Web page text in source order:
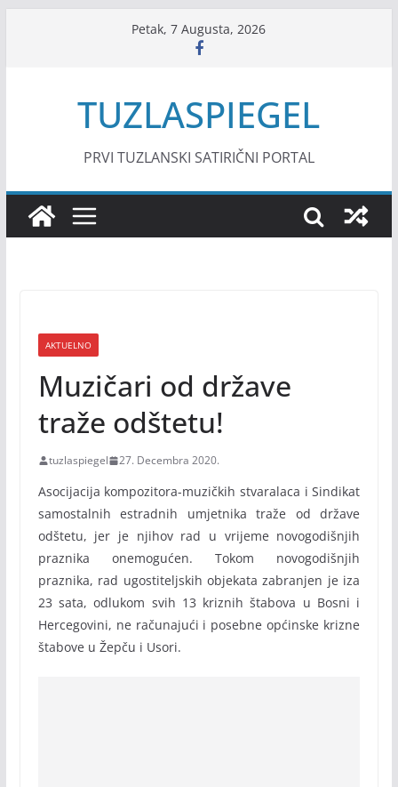
Petak, 7 Augusta, 2026
TUZLASPIEGEL
PRVI TUZLANSKI SATIRIČNI PORTAL
AKTUELNO
Muzičari od države
traže odštetu!
tuzlaspiegel 27. Decembra 2020.
Asocijacija kompozitora-muzičkih stvaralaca i Sindikat
samostalnih estradnih umjetnika traže od države
odštetu, jer je njihov rad u vrijeme novogodišnjih
praznika onemogućen. Tokom novogodišnjih
praznika, rad ugostiteljskih objekata zabranjen je iza
23 sata, odlukom svih 13 kriznih štabova u Bosni i
Hercegovini, ne računajući i posebne općinske krizne
štabove u Žepču i Usori.